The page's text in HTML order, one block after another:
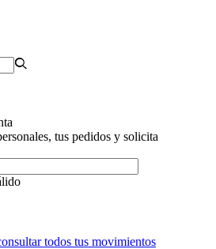
tus pedidos y solicita
todos tus movimientos